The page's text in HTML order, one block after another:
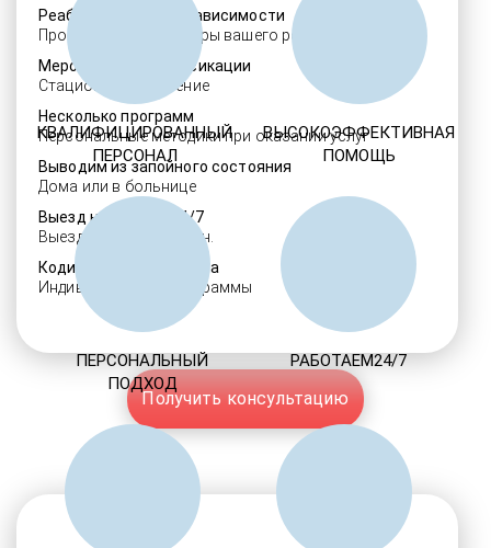
Реабилитация алкозависимости
Проверенные ребцентры вашего региона
Мероприятия детоксикации
Стационарное лечение
Несколько программ
Персональные методики при оказании услуг
Выводим из запойного состояния
Дома или в больнице
Выезд нарколога 24/7
Выезд в течение 30 мин.
Кодировка алкоголизма
Индивидуальные программы
Получить консультацию
КВАЛИФИЦИРОВАННЫЙ
ПЕРСОНАЛ
ВЫСОКОЭФФЕКТИВНАЯ
ПОМОЩЬ
ПЕРСОНАЛЬНЫЙ
ПОДХОД
РАБОТАЕМ24/7